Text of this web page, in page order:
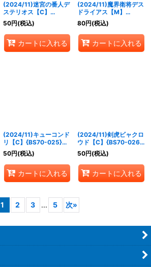
(2024/11)迷宮の番人デ
ステリオス【C】
{BS70-022}《紫》
50円(税込)
カートに入れる
(2024/11)魔界衛将デス
ドライアス【M】
{BS70-023}《紫》
80円(税込)
カートに入れる
(2024/11)キューコンド
リ【C】{BS70-025}
《緑》
50円(税込)
カートに入れる
(2024/11)剣虎ビャクロ
ウド【C】{BS70-026}
《緑》
50円(税込)
カートに入れる
1 2 3 ... 5 次»